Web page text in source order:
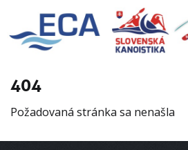
404
Požadovaná stránka sa nenašla
EURO 19
INFO
RESULTS